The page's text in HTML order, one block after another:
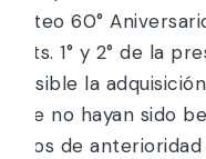
Loteo 60°
Arts. 1° y 2° de la
posible la
que no hayan sido
años de